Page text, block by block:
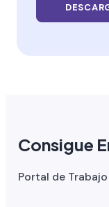
Consigue
Portal de Trabajo